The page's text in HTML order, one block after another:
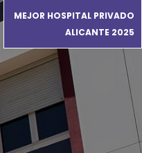
MEJOR HOSPITAL PRIVADO
ALICANTE 2025